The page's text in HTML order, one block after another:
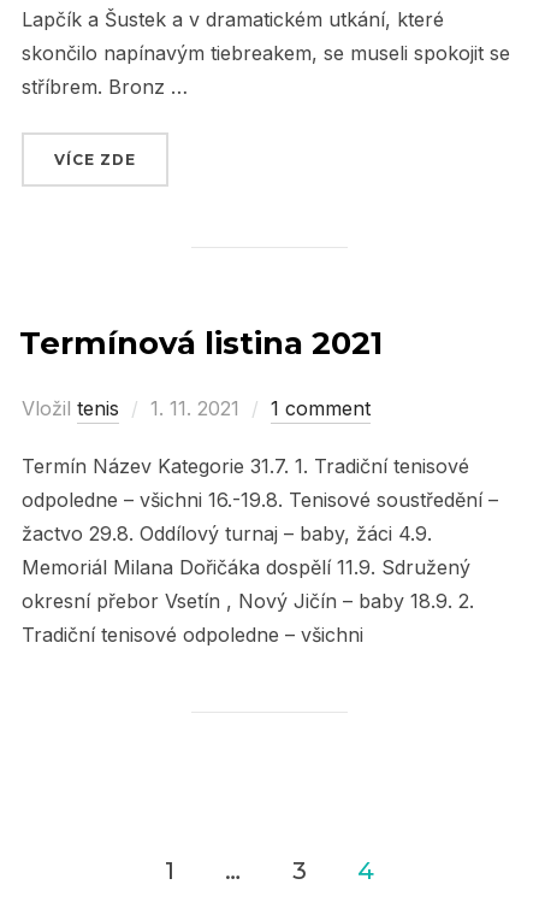
Lapčík a Šustek a v dramatickém utkání, které
skončilo napínavým tiebreakem, se museli spokojit se
stříbrem. Bronz …
VÍCE ZDE
Termínová listina 2021
Vložil tenis
Posted
1. 11. 2021 1 comment
Termín Název Kategorie 31.7. 1. Tradiční tenisové
odpoledne – všichni 16.-19.8. Tenisové soustředění –
žactvo 29.8. Oddílový turnaj – baby, žáci 4.9.
Memoriál Milana Dořičáka dospělí 11.9. Sdružený
okresní přebor Vsetín , Nový Jičín – baby 18.9. 2.
Tradiční tenisové odpoledne – všichni
1 … 3 4